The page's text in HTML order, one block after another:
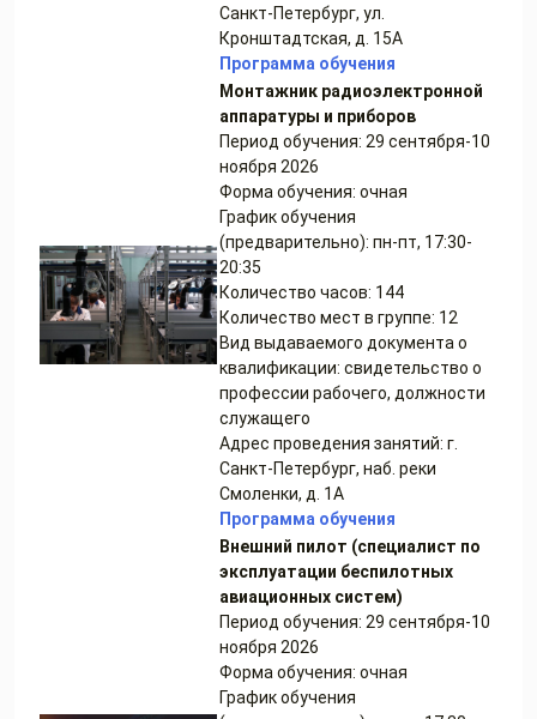
Санкт-Петербург, ул.
Кронштадтская, д. 15А
Программа обучения
Монтажник радиоэлектронной
аппаратуры и приборов
Период обучения: 29 сентября-10
ноября 2026
Форма обучения: очная
График обучения
(предварительно): пн-пт, 17:30-
20:35
Количество часов: 144
Количество мест в группе: 12
Вид выдаваемого документа о
квалификации: свидетельство о
профессии рабочего, должности
служащего
Адрес проведения занятий: г.
Санкт-Петербург, наб. реки
Смоленки, д. 1А
Программа обучения
Внешний пилот (специалист по
эксплуатации беспилотных
авиационных систем)
Период обучения: 29 сентября-10
ноября 2026
Форма обучения: очная
График обучения